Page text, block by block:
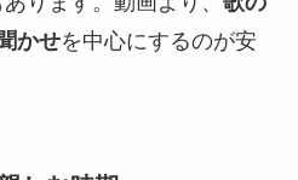
かせを中心にするのが安